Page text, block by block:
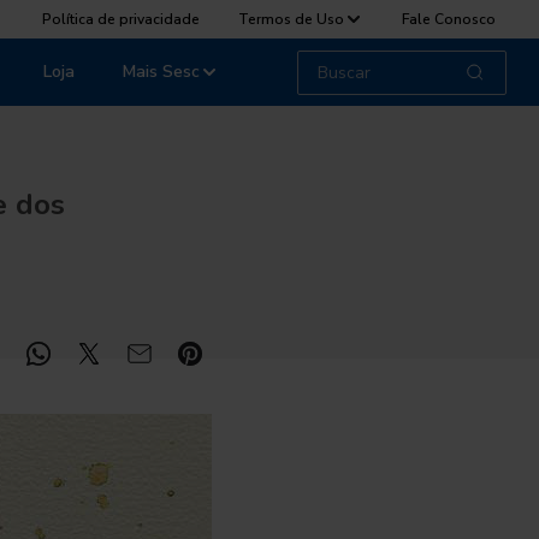
Política de privacidade Termos de Uso Fale Conosco
Loja Mais Sesc
dos